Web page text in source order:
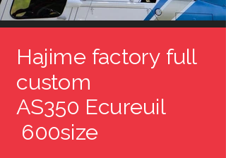
Hajime factory full
custom
AS350 Ecureuil
600size